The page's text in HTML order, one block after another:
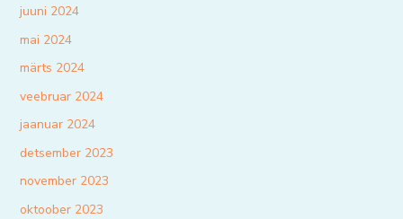
juuni 2024
mai 2024
märts 2024
veebruar 2024
jaanuar 2024
detsember 2023
november 2023
oktoober 2023